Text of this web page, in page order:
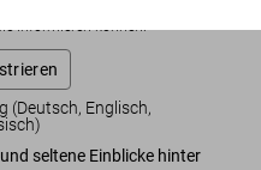
(Deutsch, Englisch,
seltene Einblicke hinter